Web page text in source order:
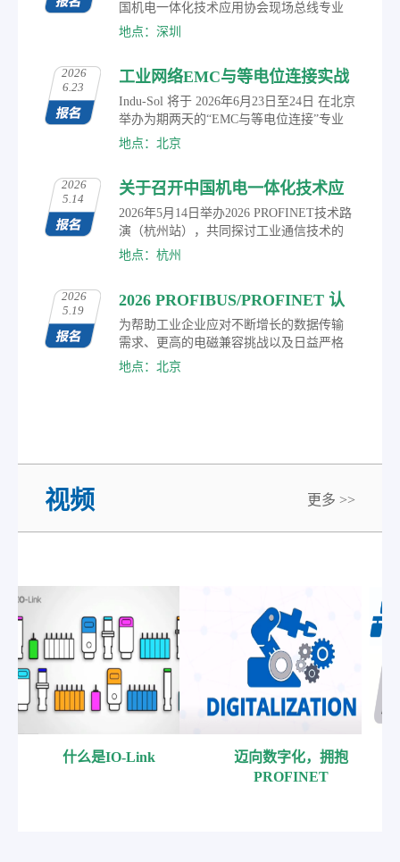
国机电一体化技术应用协会现场总线专业
委员会（PI-China）作为常驻展商，携手PI-
成果与创新应用，涵盖丰富多元的数字化
转型通信解决方案。届时，观众可参与现
场技术交流、合作洽谈，深度洞察自动化
地点：深圳
2026
6.23
工业网络EMC与等电位连接实战
培训通知
Indu-Sol 将于 2026年6月23日至24日 在北京
举办为期两天的“EMC与等电位连接”专业
培训课程。通过理论讲解、案例分析与现
位连接的关键问题。
地点：北京
2026
5.14
关于召开中国机电一体化技术应
用协会现场总线专业委员会 2026
PROFINET技术路演（杭州站）
的通知
2026年5月14日举办2026 PROFINET技术路
演（杭州站），共同探讨工业通信技术的
最新进展、应用实践及未来趋势。
地点：杭州
2026
5.19
2026 PROFIBUS/PROFINET 认
证工程师技术培训报名
为帮助工业企业应对不断增长的数据传输
需求、更高的电磁兼容挑战以及日益严格
的网络安全要求，盈速工业通讯技术（北
地点：北京
视频 更多 >>
什么是IO-Link
迈向数字化，拥抱
PROFINET